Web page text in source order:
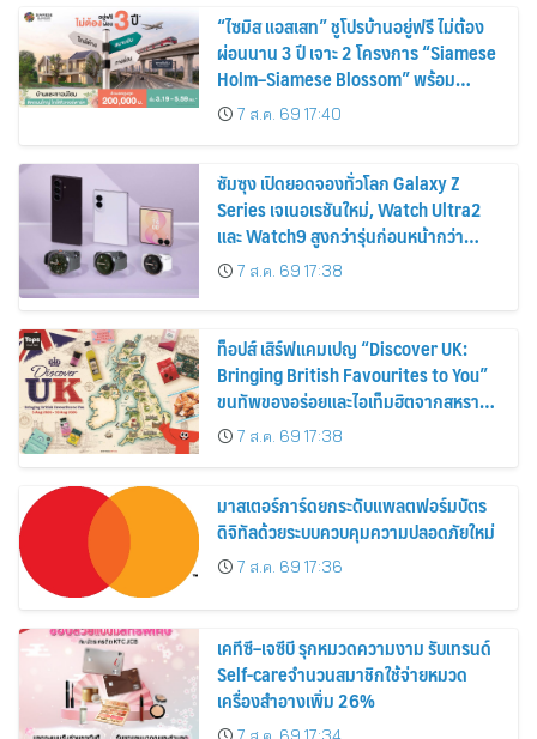
“ไซมิส แอสเสท” ชูโปรบ้านอยู่ฟรี ไม่ต้อง
ผ่อนนาน 3 ปี เจาะ 2 โครงการ “Siamese
Holm–Siamese Blossom” พร้อม
ส่วนลดและสิทธิพิเศษถึง 31 สิงหาคม
2569
7 ส.ค. 69 17:40
ซัมซุง เปิดยอดจองทั่วโลก Galaxy Z
Series เจเนอเรชันใหม่, Watch Ultra2
และ Watch9 สูงกว่ารุ่นก่อนหน้ากว่า
30%7 ส.ค. 69 17:38
ท็อปส์ เสิร์ฟแคมเปญ “Discover UK:
Bringing British Favourites to You”
ขนทัพของอร่อยและไอเท็มฮิตจากสหราช
อาณาจักร ส่งตรงถึงมือตั้งแต่วันนี้ – 18
สิงหาคมนี้
7 ส.ค. 69 17:38
มาสเตอร์การ์ดยกระดับแพลตฟอร์มบัตร
ดิจิทัลด้วยระบบควบคุมความปลอดภัยใหม่
7 ส.ค. 69 17:36
เคทีซี–เจซีบี รุกหมวดความงาม รับเทรนด์
Self-careจำนวนสมาชิกใช้จ่ายหมวด
เครื่องสำอางเพิ่ม 26%